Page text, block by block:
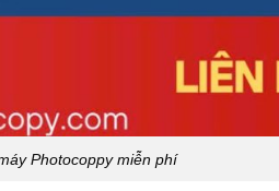
Photocoppy miễn phí